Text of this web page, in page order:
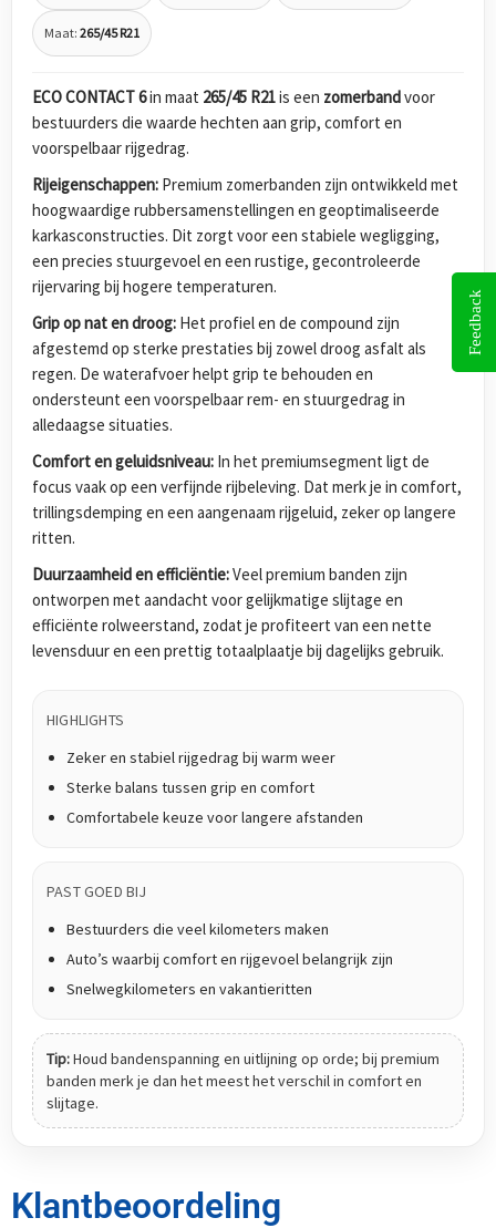
Maat: 265/45 R21
ECO CONTACT 6in maat 265/45 R21is een zomerbandvoor
bestuurders die waarde hechten aan grip, comfort en
voorspelbaar rijgedrag.
Rijeigenschappen: Premium zomerbanden zijn ontwikkeld met
hoogwaardige rubbersamenstellingen en geoptimaliseerde
karkasconstructies. Dit zorgt voor een stabiele wegligging,
een precies stuurgevoel en een rustige, gecontroleerde
rijervaring bij hogere temperaturen.
Grip op nat en droog: Het profiel en de compound zijn
afgestemd op sterke prestaties bij zowel droog asfalt als
regen. De waterafvoer helpt grip te behouden en
ondersteunt een voorspelbaar rem- en stuurgedrag in
alledaagse situaties.
Comfort en geluidsniveau: In het premiumsegment ligt de
focus vaak op een verfijnde rijbeleving. Dat merk je in comfort,
trillingsdemping en een aangenaam rijgeluid, zeker op langere
ritten.
Duurzaamheid en efficiëntie:Veel premium banden zijn
ontworpen met aandacht voor gelijkmatige slijtage en
efficiënte rolweerstand, zodat je profiteert van een nette
levensduur en een prettig totaalplaatje bij dagelijks gebruik.
HIGHLIGHTS
Zeker en stabiel rijgedrag bij warm weer
Sterke balans tussen grip en comfort
Comfortabele keuze voor langere afstanden
PAST GOED BIJ
Bestuurders die veel kilometers maken
Auto’s waarbij comfort en rijgevoel belangrijk zijn
Snelwegkilometers en vakantieritten
Tip:Houd bandenspanning en uitlijning op orde; bij premium
banden merk je dan het meest het verschil in comfort en
slijtage.
Klantbeoordeling
Feedback